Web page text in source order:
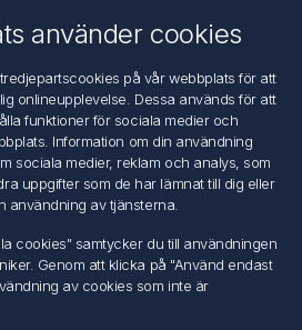
använder cookies
på vår webbplats för att
onlineupplevelse. Dessa används för att
funktioner för sociala medier och
Information om din användning
sociala medier, reklam och analys, som
uppgifter som de har lämnat till dig eller
användning av tjänsterna.
cookies" samtycker du till användningen
Genom att klicka på "Använd endast
av cookies som inte är